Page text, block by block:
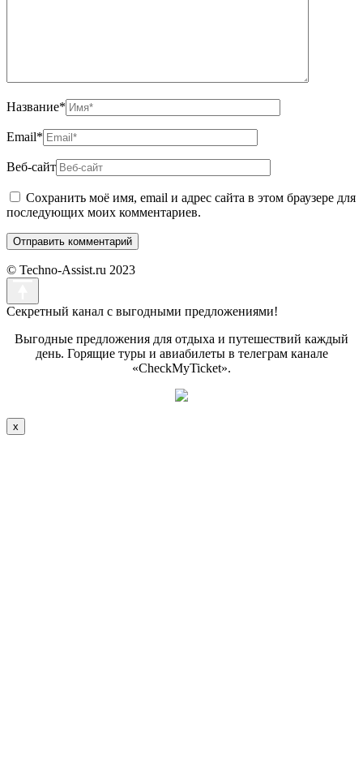
Название*
Email*
Веб-сайт
Сохранить моё имя, email и адрес сайта в этом браузере для
последующих моих комментариев.
© Techno-Assist.ru 2023
Секретный канал с выгодными предложениями!
Выгодные предложения для отдыха и путешествий каждый
день. Горящие туры и авиабилеты в телеграм канале
«CheckMyTicket».
x